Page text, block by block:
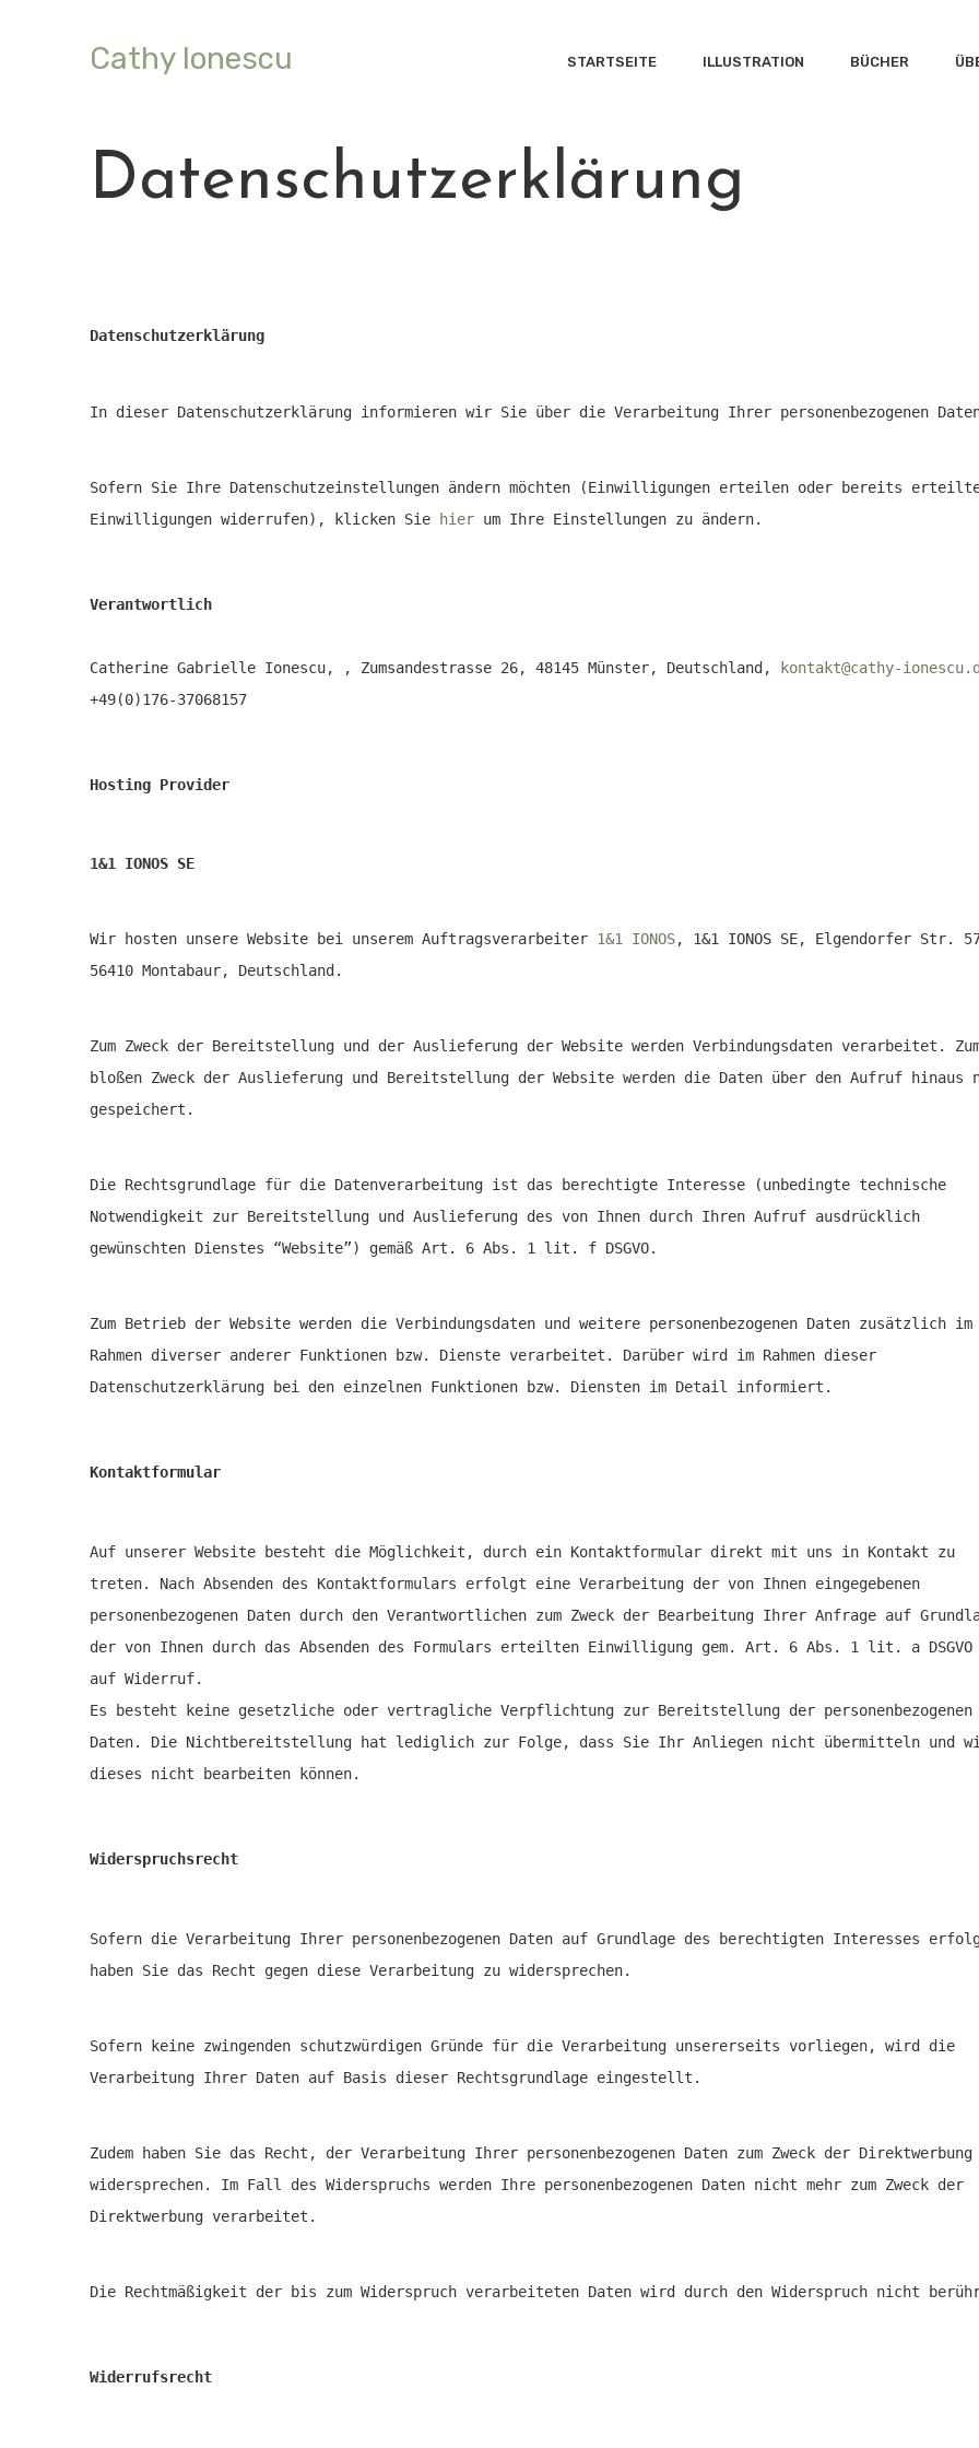
Cathy Ionescu STARTSEITE ILLUSTRATION BÜCHER
Datenschutzerklärung
Datenschutzerklärung
In dieser Datenschutzerklärung informieren wir Sie über die Verarbeitung Ihrer personenbezogenen
Sofern Sie Ihre Datenschutzeinstellungen ändern möchten (Einwilligungen erteilen oder bereits
Einwilligungen widerrufen), klicken Sie
hier um Ihre Einstellungen zu ändern.
Verantwortlich
Catherine Gabrielle Ionescu, , Zumsandestrasse 26, 48145 Münster, Deutschland, kontakt@cathy-
+49(0)176-37068157
Hosting Provider
1&1 IONOS SE
Wir hosten unsere Website bei unserem Auftragsverarbeiter 1&1 IONOS, 1&1 IONOS SE, Elgendorfer Str.
56410 Montabaur, Deutschland.
Zum Zweck der Bereitstellung und der Auslieferung der Website werden Verbindungsdaten verarbeitet.
bloßen Zweck der Auslieferung und Bereitstellung der Website werden die Daten über den Aufruf hinaus
gespeichert.
Die Rechtsgrundlage für die Datenverarbeitung ist das berechtigte Interesse (unbedingte technische
Notwendigkeit zur Bereitstellung und Auslieferung des von Ihnen durch Ihren Aufruf ausdrücklich
gewünschten Dienstes “Website”) gemäß Art. 6 Abs. 1 lit. f DSGVO.
Zum Betrieb der Website werden die Verbindungsdaten und weitere personenbezogenen Daten zusätzlich im
Rahmen diverser anderer Funktionen bzw. Dienste verarbeitet. Darüber wird im Rahmen dieser
Datenschutzerklärung bei den einzelnen Funktionen bzw. Diensten im Detail informiert.
Kontaktformular
Auf unserer Website besteht die Möglichkeit, durch ein Kontaktformular direkt mit uns in Kontakt zu
treten. Nach Absenden des Kontaktformulars erfolgt eine Verarbeitung der von Ihnen eingegebenen
personenbezogenen Daten durch den Verantwortlichen zum Zweck der Bearbeitung Ihrer Anfrage auf
der von Ihnen durch das Absenden des Formulars erteilten Einwilligung gem. Art. 6 Abs. 1 lit. a
auf Widerruf.
Es besteht keine gesetzliche oder vertragliche Verpflichtung zur Bereitstellung der personenbezogenen
Daten. Die Nichtbereitstellung hat lediglich zur Folge, dass Sie Ihr Anliegen nicht übermitteln und
dieses nicht bearbeiten können.
Widerspruchsrecht
Sofern die Verarbeitung Ihrer personenbezogenen Daten auf Grundlage des berechtigten Interesses
haben Sie das Recht gegen diese Verarbeitung zu widersprechen.
Sofern keine zwingenden schutzwürdigen Gründe für die Verarbeitung unsererseits vorliegen, wird die
Verarbeitung Ihrer Daten auf Basis dieser Rechtsgrundlage eingestellt.
Zudem haben Sie das Recht, der Verarbeitung Ihrer personenbezogenen Daten zum Zweck der Direktwerbung
widersprechen. Im Fall des Widerspruchs werden Ihre personenbezogenen Daten nicht mehr zum Zweck der
Direktwerbung verarbeitet.
Die Rechtmäßigkeit der bis zum Widerspruch verarbeiteten Daten wird durch den Widerspruch nicht
Widerrufsrecht